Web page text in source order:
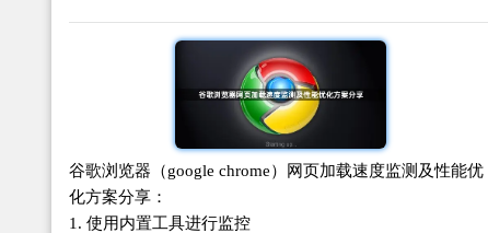
谷歌浏览器（google chrome）网页加载速度监测及性能优
化方案分享：
1. 使用内置工具进行监控